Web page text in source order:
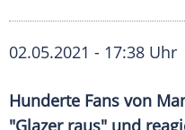
02.05.2021 - 17:38 Uhr
Hunderte Fans von